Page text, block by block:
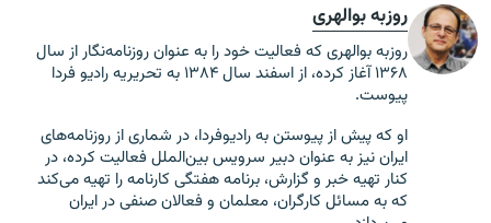
روزبه بوالهری
روزبه بوالهری که فعالیت خود را به عنوان روزنامه‌نگار از سال
۱۳۶۸ آغاز کرده، از اسفند سال ۱۳۸۴ به تحریریه رادیو فردا
پیوست.
او که پیش از پیوستن به رادیوفردا، در شماری از روزنامه‌های
ایران نیز به عنوان دبیر سرویس بین‌الملل فعالیت کرده، در
کنار تهیه خبر و گزارش، برنامه هفتگی کارنامه را تهیه می‌کند
که به مسائل کارگران، معلمان و فعالان صنفی در ایران